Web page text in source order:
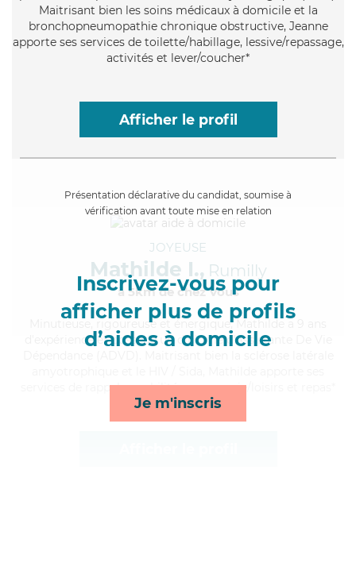
Maitrisant bien les soins médicaux à domicile et la
bronchopneumopathie chronique obstructive, Jeanne
apporte ses services de toilette/habillage, lessive/repassage,
activités et lever/coucher*
Afficher le profil
Présentation déclarative du candidat, soumise à
vérification avant toute mise en relation
Inscrivez-vous pour
afficher plus de profils
d’aides à domicile
Je m'inscris
JOYEUSE
Mathilde I., Rumilly
à 5km de chez Vous
, rigoureuse et énergique, Mathilde a 9 ans
d'expérience et possède un diplôme d'Assistante De Vie
services de rappels, mobilité, compagnie/loisirs et repas*